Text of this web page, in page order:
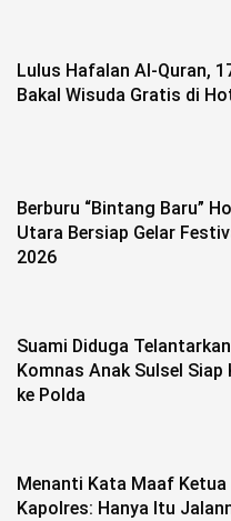
Reserved
Lulus Hafalan Al-Quran,
Bakal Wisuda Gratis di
Berburu “Bintang Baru”
Utara Bersiap Gelar
2026
Suami Diduga
Komnas Anak Sulsel Siap
ke Polda
Menanti Kata Maaf Ketua
Kapolres: Hanya Itu